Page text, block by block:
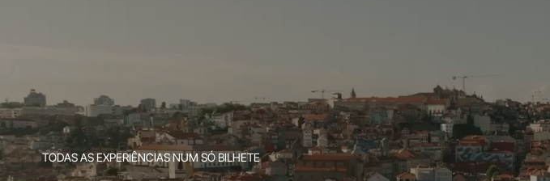
TODAS AS EXPERIÊNCIAS NUM SÓ BILHETE